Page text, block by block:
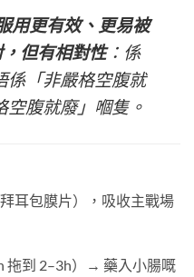
用更有效、更易被
但有相對性：係
係「非嚴格空腹就
腹就廢」嗰隻。
耳包膜片），吸收主戰場
拖到 2–3h）→ 藥入小腸嘅